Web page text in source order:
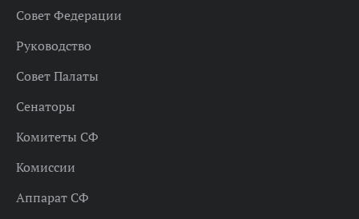
Совет Федерации
Руководство
Совет Палаты
Сенаторы
Комитеты СФ
Комиссии
Аппарат СФ